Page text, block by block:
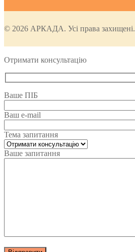
© 2026 АРКАДА. Усі права захищені.
Отримати консультацію
Ваше ПІБ
Ваш e-mail
Тема запитання
Ваше запитання